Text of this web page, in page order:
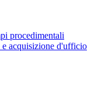
procedimentali
acquisizione d'ufficio